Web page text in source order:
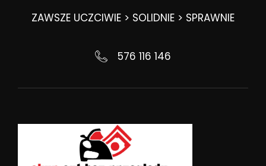
ZAWSZE UCZCIWIE > SOLIDNIE > SPRAWNIE
576 116 146